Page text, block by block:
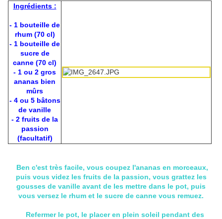
Ingrédients :
- 1 bouteille de
rhum (70 cl)
- 1 bouteille de
sucre de
canne (70 cl)
- 1 ou 2 gros
ananas bien
mûrs
- 4 ou 5 bâtons
de vanille
- 2 fruits de la
passion
(facultatif)
Ben c'est très facile, vous coupez l'ananas en morceaux,
puis vous videz les fruits de la passion, vous grattez les
gousses de vanille avant de les mettre dans le pot, puis
vous versez le rhum et le sucre de canne vous remuez.
Refermer le pot, le placer en plein soleil pendant des